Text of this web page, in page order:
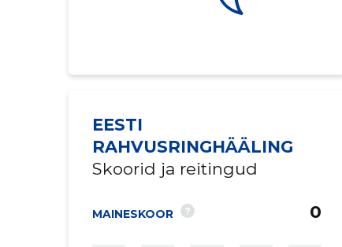
EESTI
RAHVUSRINGHÄÄLING
Skoorid ja reitingud
MAINESKOOR ? 0